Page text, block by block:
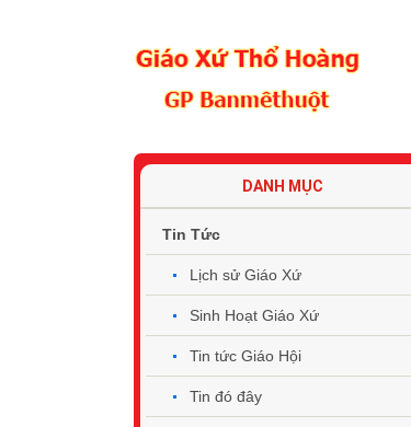
DANH MỤC
Tin Tức
Lịch sử Giáo Xứ
Sinh Hoạt Giáo Xứ
Tin tức Giáo Hội
Tin đó đây